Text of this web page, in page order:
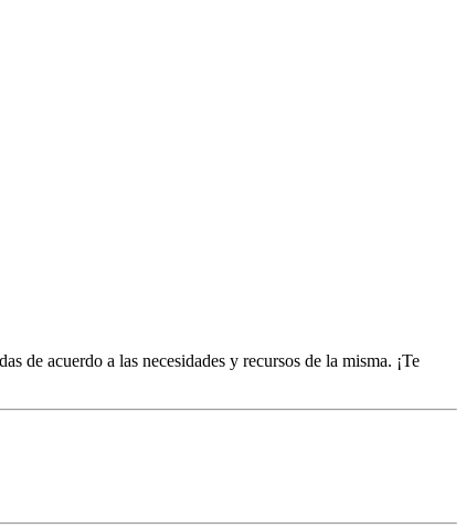
de acuerdo a las necesidades y recursos de la misma. ¡Te